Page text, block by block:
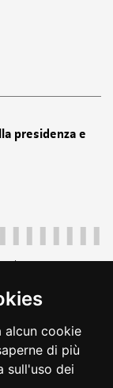
alcun cookie
di più
sull'uso dei
presidenza e
| rss feedback